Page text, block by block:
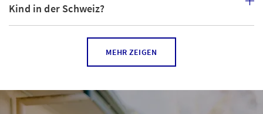
Kind in der Schweiz?
Wie wird eine Immobilie bei einer Scheidung
MEHR ZEIGEN